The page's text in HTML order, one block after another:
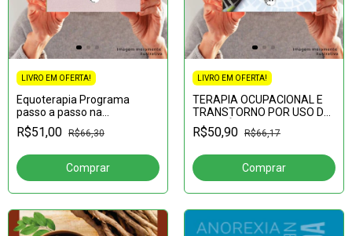
LIVRO EM OFERTA!
Equoterapia Programa
passo a passo na
comunicação
R$51,00 R$66,30
LIVRO EM OFERTA!
TERAPIA OCUPACIONAL E
TRANSTORNO POR USO DE
SUBSTÂNCIAS:Intervenções
nos serviços de saúde –
profissi
R$50,90 R$66,17